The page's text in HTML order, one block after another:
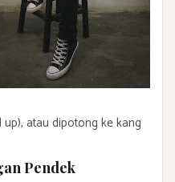
atau dipotong ke kang
Pendek